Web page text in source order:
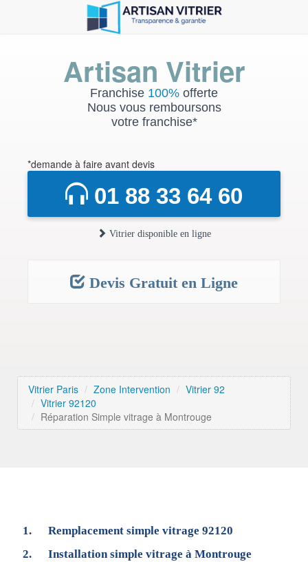
Artisan Vitrier
Franchise 100% offerte
Nous vous remboursons
votre franchise*
*demande à faire avant devis
01 88 33 64 60
Vitrier disponible en ligne
Devis Gratuit en Ligne
Vitrier Paris Zone Intervention
Vitrier 92
Vitrier 92120
Réparation Simple vitrage à Montrouge
Remplacement simple vitrage 92120
Installation simple vitrage à Montrouge